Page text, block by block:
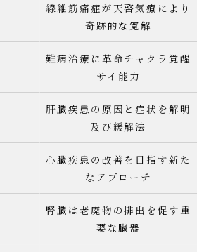
線維筋痛症が天啓気療により
奇跡的な寛解
難病治療に革命チャクラ覚醒
サイ能力
肝臓疾患の原因と症状を解明
及び緩解法
心臓疾患の改善を目指す新た
なアプローチ
腎臓は老廃物の排出を促す重
要な臓器